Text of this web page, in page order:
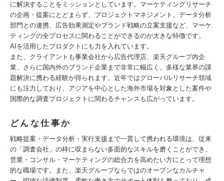
に解決することをミッションとしています。マーケティングリサーチ
の企画・提案にとどまらず、プロジェクトマネジメント、データ分析
部門との連携、広告効果測定やブランド戦略の立案支援など、マーケ
ティングの全プロセスに関わることができるのが大きな特徴です。
AIを活用したプロダクトにも力を入れています。
また、クライアントも事業会社から広告代理店、楽天グループ内企
業、さらに国内外のブランド企業まで非常に幅広く、多様な業界の課
題解決に携わる経験が得られます。近年ではグローバルリサーチ領域
にも注力しており、アジアを中心とした海外市場を対象とした案件や
国際的な調査プロジェクトに関わるチャンスも広がっています。
どんな仕事か
戦略提案・データ分析・実行支援まで一貫して携われる環境は、従来
の「調査会社」の枠に収まらない多面的なスキルを磨くことができ、
営業・コンサル・マーケティングの総合力を高めたい方にとって理想
的な職場です。また、楽天グループならではのオープンなカルチャ